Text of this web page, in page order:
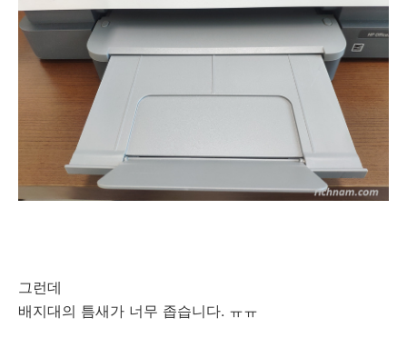
그런데
배지대의 틈새가 너무 좁습니다. ㅠㅠ